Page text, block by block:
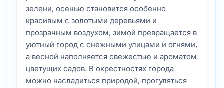
зелени, осенью становится особенно
красивым с золотыми деревьями и
прозрачным воздухом, зимой превращается в
уютный город с снежными улицами и огнями,
а весной наполняется свежестью и ароматом
цветущих садов. В окрестностях города
можно насладиться природой, прогуляться